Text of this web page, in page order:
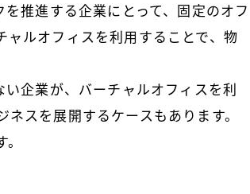
推進する企業にとって、固定のオフ
ャルオフィスを利用することで、物
企業が、バーチャルオフィスを利
スを展開するケースもあります。